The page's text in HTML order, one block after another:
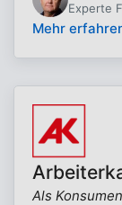
Experte
Mehr
Als